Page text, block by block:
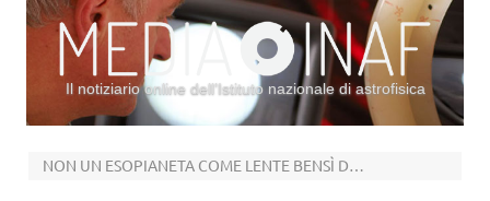
Il notiziario online dell’Istituto nazionale di astrofisica
NON UN ESOPIANETA COME LENTE BENSÌ DUE STELLE COME SORGENTE